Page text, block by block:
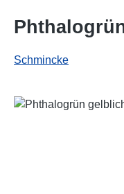
Schmincke
Bildergalerie